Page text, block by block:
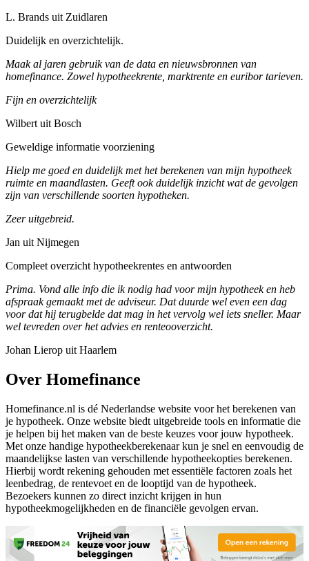
L. Brands uit Zuidlaren
Duidelijk en overzichtelijk.
Maak al jaren gebruik van de data en nieuwsbronnen van
homefinance. Zowel hypotheekrente, marktrente en euribor tarieven.
Fijn en overzichtelijk
Wilbert uit Bosch
Geweldige informatie voorziening
Hielp me goed en duidelijk met het berekenen van mijn hypotheek
ruimte en maandlasten. Geeft ook duidelijk inzicht wat de gevolgen
zijn van verschillende soorten hypotheken.
Zeer uitgebreid.
Jan uit Nijmegen
Compleet overzicht hypotheekrentes en antwoorden
Prima. Vond alle info die ik nodig had voor mijn hypotheek en heb
afspraak gemaakt met de adviseur. Dat duurde wel even een dag
voor dat hij terugbelde dat mag in het vervolg wel iets sneller. Maar
wel tevreden over het advies en renteooverzicht.
Johan Lierop uit Haarlem
Over Homefinance
Homefinance.nl is dé Nederlandse website voor het berekenen van
je hypotheek. Onze website biedt uitgebreide tools en informatie die
je helpen bij het maken van de beste keuzes voor jouw hypotheek.
Met onze handige hypotheekberekenaar kun je snel en eenvoudig de
maandelijkse lasten van verschillende hypotheekopties berekenen.
Hierbij wordt rekening gehouden met essentiële factoren zoals het
leenbedrag, de rentevoet en de looptijd van de hypotheek.
Bezoekers kunnen zo direct inzicht krijgen in hun
hypotheekmogelijkheden en de financiële gevolgen ervan.